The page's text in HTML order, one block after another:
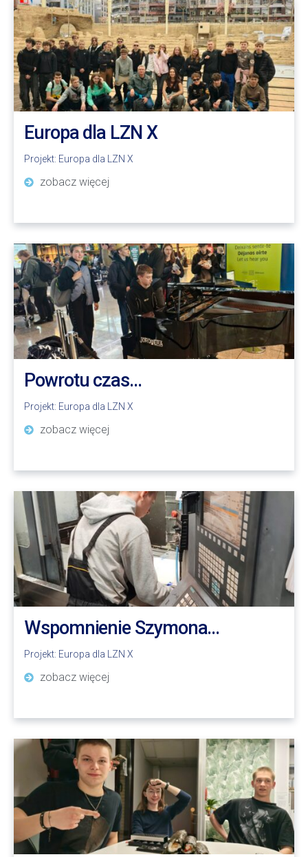
Europa dla LZN X
Projekt: Europa dla LZN X
zobacz więcej
Powrotu czas…
Projekt: Europa dla LZN X
zobacz więcej
Wspomnienie Szymona…
Projekt: Europa dla LZN X
zobacz więcej